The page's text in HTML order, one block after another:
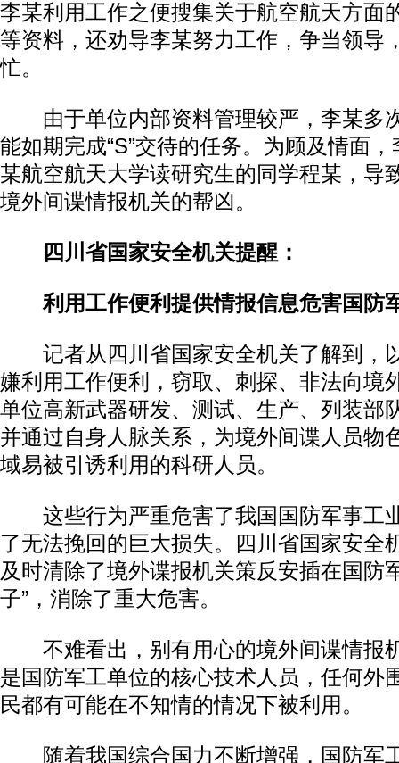
李某利用工作之便搜集关于航空航天方面
等资料，还劝导李某努力工作，争当领导
忙。
由于单位内部资料管理较严，李某多
能如期完成“S”交待的任务。为顾及情面，
某航空航天大学读研究生的同学程某，导
境外间谍情报机关的帮凶。
四川省国家安全机关提醒：
利用工作便利提供情报信息危害国防
记者从四川省国家安全机关了解到，
嫌利用工作便利，窃取、刺探、非法向境
单位高新武器研发、测试、生产、列装部
并通过自身人脉关系，为境外间谍人员物
域易被引诱利用的科研人员。
这些行为严重危害了我国国防军事工
了无法挽回的巨大损失。四川省国家安全
及时清除了境外谍报机关策反安插在国防
子”，消除了重大危害。
不难看出，别有用心的境外间谍情报
是国防军工单位的核心技术人员，任何外
民都有可能在不知情的情况下被利用。
随着我国综合国力不断增强，国防军